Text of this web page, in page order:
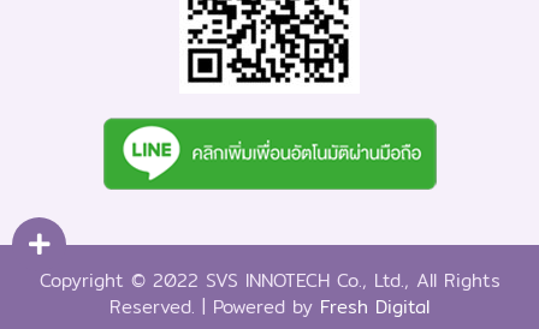
Copyright © 2022 SVS INNOTECH Co., Ltd., All Rights
Reserved. | Powered by Fresh Digital